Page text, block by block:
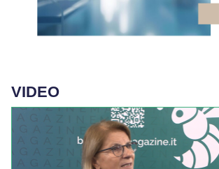
VIDEO